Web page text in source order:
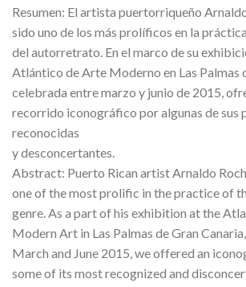
Resumen: El artista puertorriqueño
sido uno de los más prolíficos en la
del autorretrato. En el marco de su
Atlántico de Arte Moderno en Las Palmas
celebrada entre marzo y junio de 2015,
recorrido iconográfico por algunas de sus
reconocidas
y desconcertantes.
Abstract: Puerto Rican artist Arnaldo
one of the most prolific in the practice of
genre. As a part of his exhibition at the
Modern Art in Las Palmas de Gran
March and June 2015, we offered an
some of its most recognized and